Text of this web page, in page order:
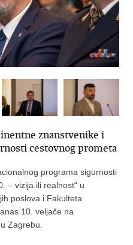
znanstvenike i
cestovnog prometa
programa sigurnosti
– vizija ili realnost“ u
poslova i Fakulteta
10. veljače na
Zagrebu.